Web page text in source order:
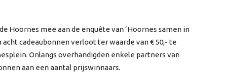
Hoornes mee aan de enquête van ‘Hoornes samen in
cadeaubonnen verloot ter waarde van € 50,- te
Onlangs overhandigden enkele partners van
aan een aantal prijswinnaars.